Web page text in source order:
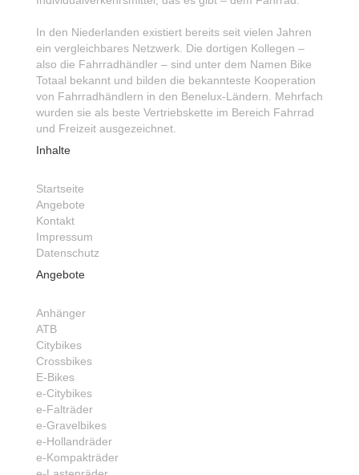
In den Niederlanden existiert bereits seit vielen Jahren
ein vergleichbares Netzwerk. Die dortigen Kollegen –
also die Fahrradhändler – sind unter dem Namen Bike
Totaal bekannt und bilden die bekannteste Kooperation
von Fahrradhändlern in den Benelux-Ländern. Mehrfach
wurden sie als beste Vertriebskette im Bereich Fahrrad
und Freizeit ausgezeichnet.
Inhalte
Startseite
Angebote
Kontakt
Impressum
Datenschutz
Angebote
Anhänger
ATB
Citybikes
Crossbikes
E-Bikes
e-Citybikes
e-Falträder
e-Gravelbikes
e-Hollandräder
e-Kompakträder